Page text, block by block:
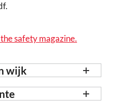
safety magazine.
wijk